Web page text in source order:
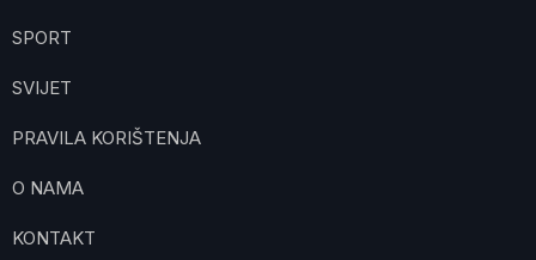
SPORT
SVIJET
PRAVILA KORIŠTENJA
O NAMA
KONTAKT